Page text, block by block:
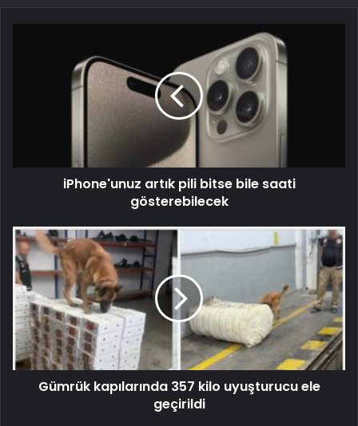
iPhone'unuz artık pili bitse bile saati
gösterebilecek
Gümrük kapılarında 357 kilo uyuşturucu ele
geçirildi